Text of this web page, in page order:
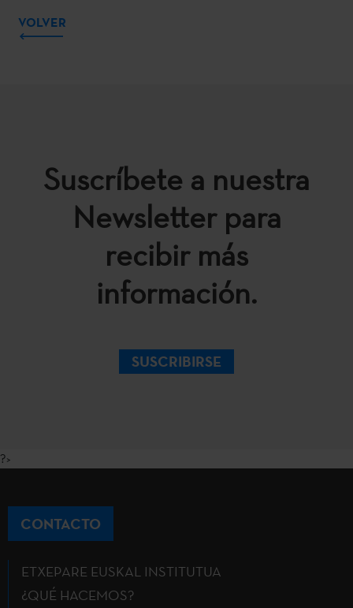
VOLVER
Suscríbete a nuestra
Newsletter para
recibir más
información.
SUSCRIBIRSE
?>
CONTACTO
ETXEPARE EUSKAL INSTITUTUA
¿QUÉ HACEMOS?